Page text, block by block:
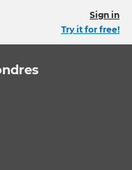
Sign in
Try it for free!